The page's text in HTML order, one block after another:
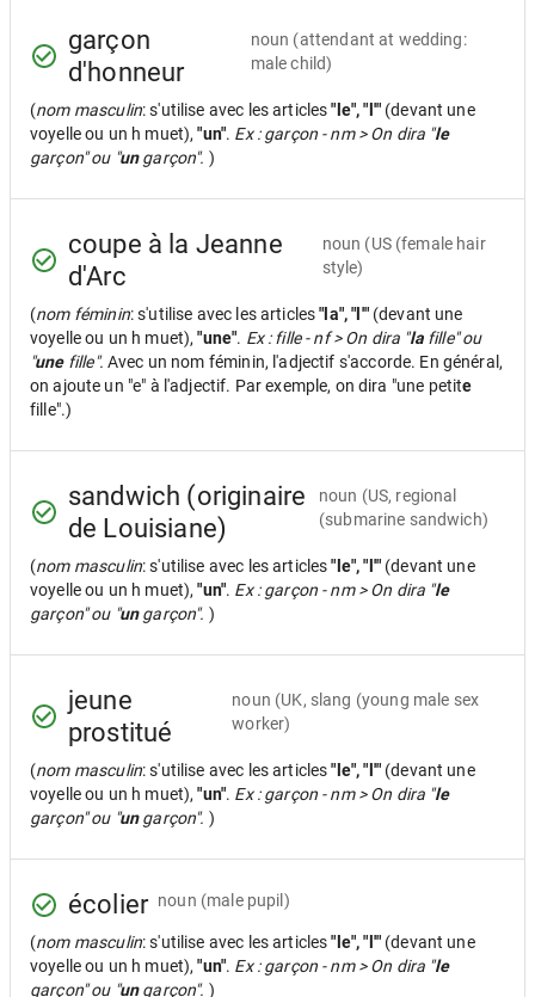
garçon
d'honneur
noun (attendant at wedding:
male child)
(nom masculin: s'utilise avec les articles"le", "l'" (devant une
voyelle ou un h muet),"un". Ex : garçon - nm > On dira "le
garçon" ou "ungarçon". )
coupe à la Jeanne
d'Arc
noun (US (female hair
style)
(nom féminin: s'utilise avec les articles"la", "l'" (devant une
voyelle ou un h muet),"une". Ex : fille - nf > On dira "lafille" ou
"unefille". Avec un nom féminin, l'adjectif s'accorde. En général,
on ajoute un "e" à l'adjectif. Par exemple, on dira "une petite
fille".)
sandwich (originaire
de Louisiane)
noun (US, regional
(submarine sandwich)
(nom masculin: s'utilise avec les articles"le", "l'" (devant une
voyelle ou un h muet),"un". Ex : garçon - nm > On dira "le
garçon" ou "ungarçon". )
jeune
prostitué
noun (UK, slang (young male sex
worker)
(nom masculin: s'utilise avec les articles"le", "l'" (devant une
voyelle ou un h muet),"un". Ex : garçon - nm > On dira "le
garçon" ou "ungarçon". )
écolier noun (male pupil)
(nom masculin: s'utilise avec les articles"le", "l'" (devant une
voyelle ou un h muet),"un". Ex : garçon - nm > On dira "le
garçon" ou "ungarçon". )